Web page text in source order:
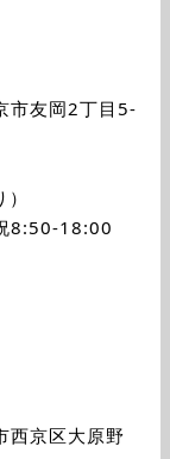
市友岡2丁目5-
8:50-18:00
西京区大原野